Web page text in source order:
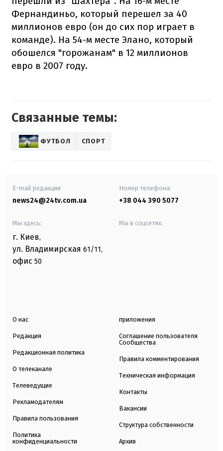
Фернандиньо, который перешел за 40
миллионов евро (он до сих пор играет в
команде). На 54-м месте Элано, который
обошелся "горожанам" в 12 миллионов
евро в 2007 году.
Связанные темы:
ФУТБОЛ СПОРТ
E-mail редакции
news24@24tv.com.ua
Номер телефона:
+38 044 390 5077
Мы здесь:
г. Киев,
ул. Владимирская 61/11,
офис 50
Мы в соцсетях:
О нас
Редакция
Редакционная политика
О телеканале
Телеведущие
Рекламодателям
Правила пользования
Политика
конфиденциальности
приложения
Соглашение пользователя
Сообщества
Правила комментирования
Техническая информация
Контакты
Вакансии
Структура собственности
Архив